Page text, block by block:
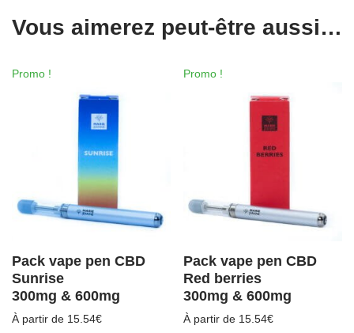
Vous aimerez peut-être aussi…
Promo !
Pack vape pen CBD
Sunrise
300mg & 600mg
À partir de 15.54€
Promo !
Pack vape pen CBD
Red berries
300mg & 600mg
À partir de 15.54€